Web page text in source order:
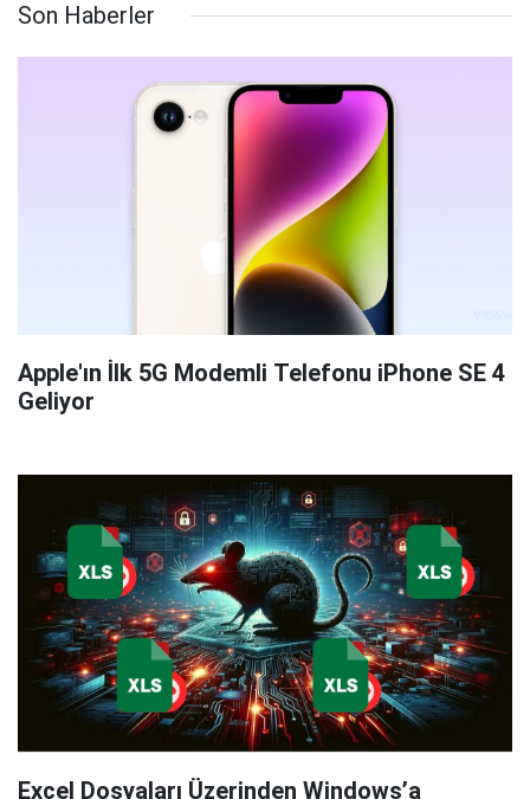
Son Haberler
Apple'ın İlk 5G Modemli Telefonu iPhone SE 4
Geliyor
Excel Dosyaları Üzerinden Windows’a